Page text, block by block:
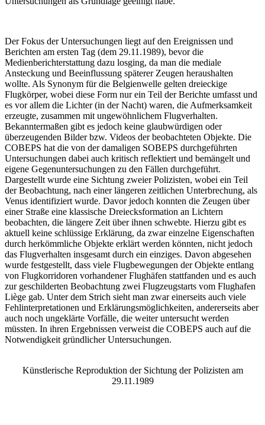
Der Fokus der Untersuchungen liegt auf den Ereignissen und
Berichten am ersten Tag (dem 29.11.1989), bevor die
Medienberichterstattung dazu losging, da man die mediale
Ansteckung und Beeinflussung späterer Zeugen heraushalten
wollte. Als Synonym für die Belgienwelle gelten dreieckige
Flugkörper, wobei diese Form nur ein Teil der Berichte umfasst und
es vor allem die Lichter (in der Nacht) waren, die Aufmerksamkeit
erzeugte, zusammen mit ungewöhnlichem Flugverhalten.
Bekanntermaßen gibt es jedoch keine glaubwürdigen oder
überzeugenden Bilder bzw. Videos der beobachteten Objekte. Die
COBEPS hat die von der damaligen SOBEPS durchgeführten
Untersuchungen dabei auch kritisch reflektiert und bemängelt und
eigene Gegenuntersuchungen zu den Fällen durchgeführt.
Dargestellt wurde eine Sichtung zweier Polizisten, wobei ein Teil
der Beobachtung, nach einer längeren zeitlichen Unterbrechung, als
Venus identifiziert wurde. Davor jedoch konnten die Zeugen über
einer Straße eine klassische Dreiecksformation an Lichtern
beobachten, die längere Zeit über ihnen schwebte. Hierzu gibt es
aktuell keine schlüssige Erklärung, da zwar einzelne Eigenschaften
durch herkömmliche Objekte erklärt werden könnten, nicht jedoch
das Flugverhalten insgesamt durch ein einziges. Davon abgesehen
wurde festgestellt, dass viele Flugbewegungen der Objekte entlang
von Flugkorridoren vorhandener Flughäfen stattfanden und es auch
zur geschilderten Beobachtung zwei Flugzeugstarts vom Flughafen
Liège gab. Unter dem Strich sieht man zwar einerseits auch viele
Fehlinterpretationen und Erklärungsmöglichkeiten, andererseits aber
auch noch ungeklärte Vorfälle, die weiter untersucht werden
müssten. In ihren Ergebnissen verweist die COBEPS auch auf die
Notwendigkeit gründlicher Untersuchungen.
Künstlerische Reproduktion der Sichtung der Polizisten am
29.11.1989